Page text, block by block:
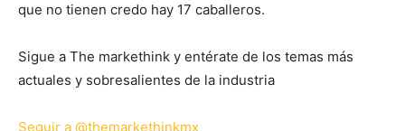
que no tienen credo hay 17 caballeros.
Sigue a The markethink y entérate de los temas más
actuales y sobresalientes de la industria
Seguir a @themarkethinkmx